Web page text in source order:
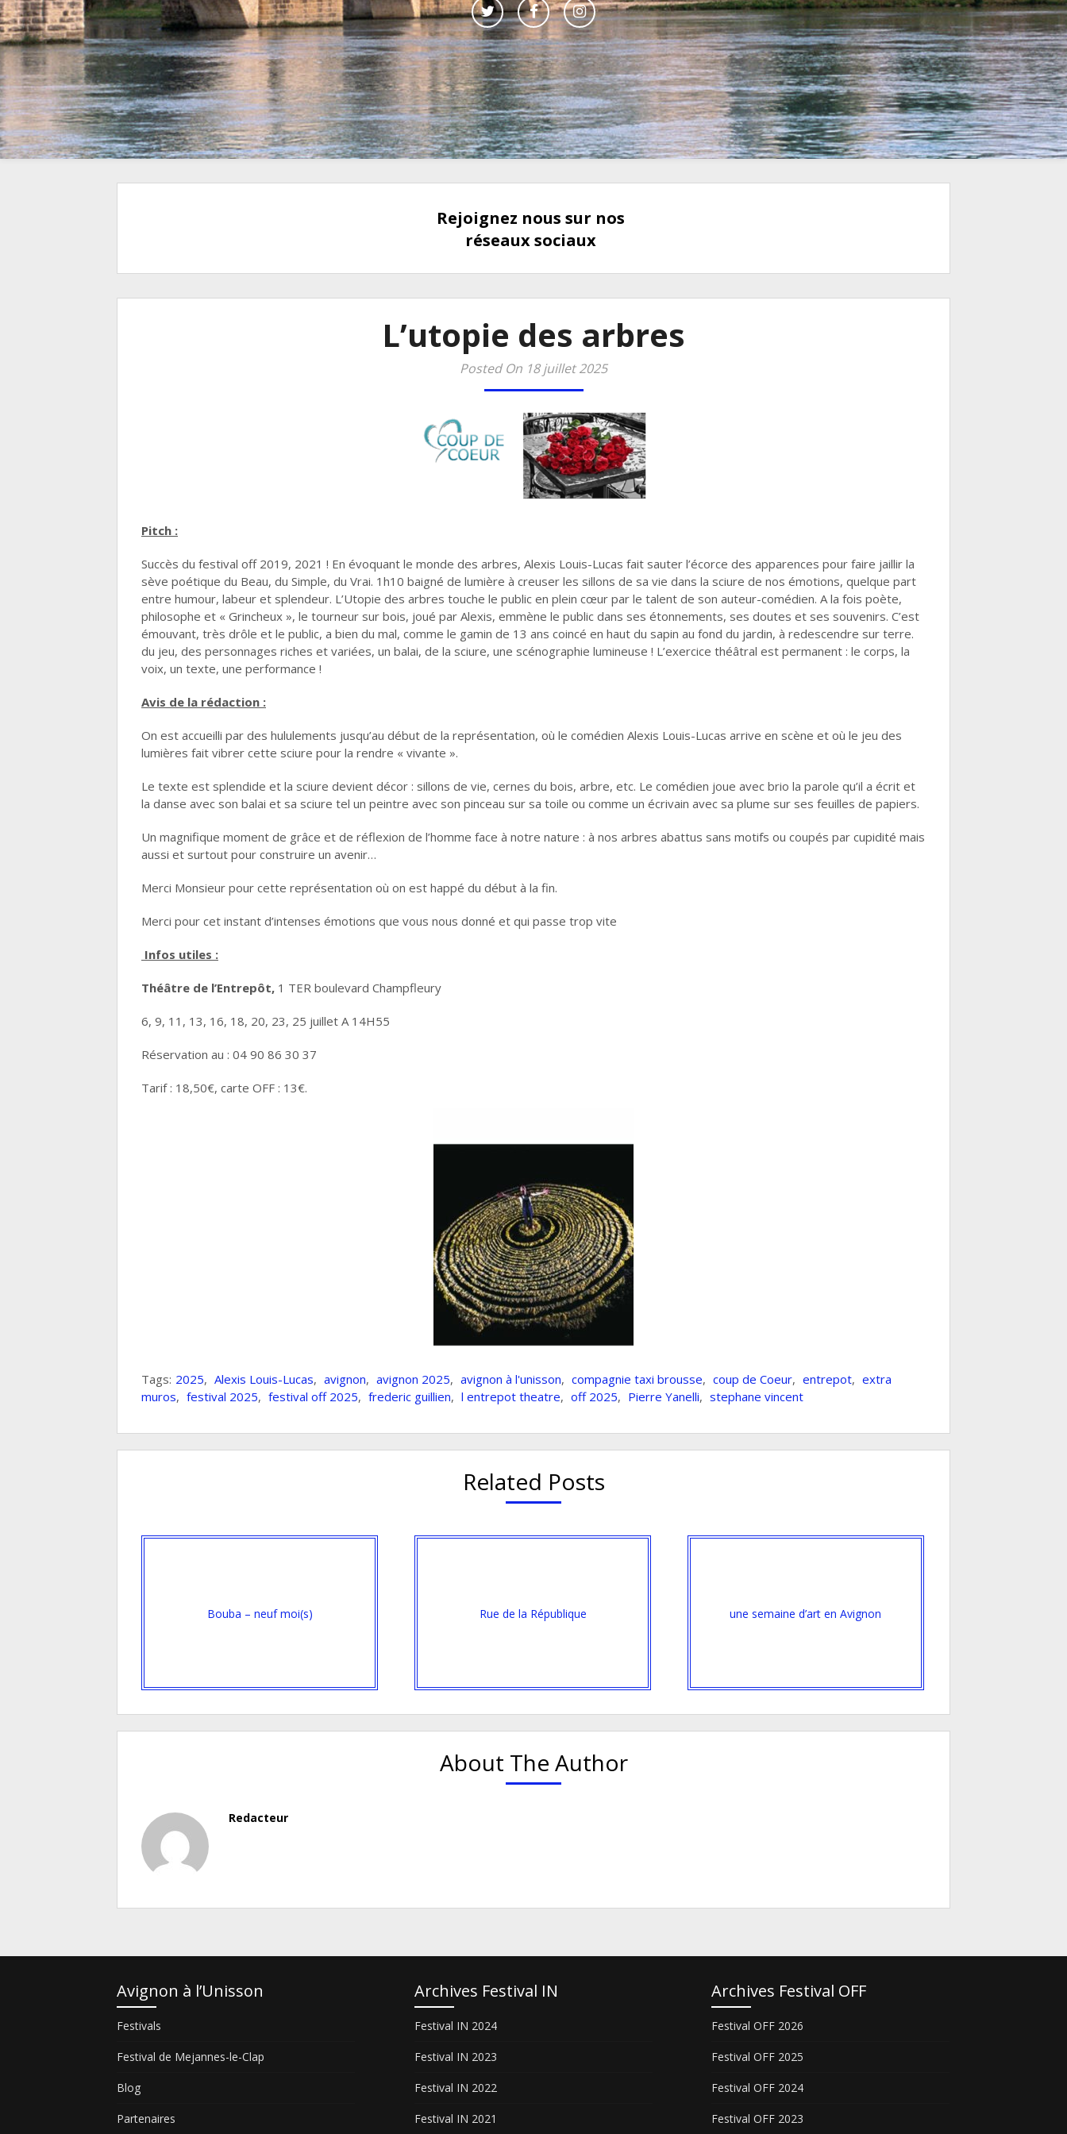
Rejoignez nous sur nos
réseaux sociaux
L’utopie des arbres
Posted On 18 juillet 2025
Pitch :
Succès du festival off 2019, 2021 ! En évoquant le monde des arbres, Alexis Louis-Lucas fait sauter l’écorce des apparences pour faire jaillir la
sève poétique du Beau, du Simple, du Vrai. 1h10 baigné de lumière à creuser les sillons de sa vie dans la sciure de nos émotions, quelque part
entre humour, labeur et splendeur. L’Utopie des arbres touche le public en plein cœur par le talent de son auteur-comédien. A la fois poète,
philosophe et « Grincheux », le tourneur sur bois, joué par Alexis, emmène le public dans ses étonnements, ses doutes et ses souvenirs. C’est
émouvant, très drôle et le public, a bien du mal, comme le gamin de 13 ans coincé en haut du sapin au fond du jardin, à redescendre sur terre.
du jeu, des personnages riches et variées, un balai, de la sciure, une scénographie lumineuse ! L’exercice théâtral est permanent : le corps, la
voix, un texte, une performance !
Avis de la rédaction :
On est accueilli par des hululements jusqu’au début de la représentation, où le comédien Alexis Louis-Lucas arrive en scène et où le jeu des
lumières fait vibrer cette sciure pour la rendre « vivante ».
Le texte est splendide et la sciure devient décor : sillons de vie, cernes du bois, arbre, etc. Le comédien joue avec brio la parole qu’il a écrit et
la danse avec son balai et sa sciure tel un peintre avec son pinceau sur sa toile ou comme un écrivain avec sa plume sur ses feuilles de papiers.
Un magnifique moment de grâce et de réflexion de l’homme face à notre nature : à nos arbres abattus sans motifs ou coupés par cupidité mais
aussi et surtout pour construire un avenir…
Merci Monsieur pour cette représentation où on est happé du début à la fin.
Merci pour cet instant d’intenses émotions que vous nous donné et qui passe trop vite
Infos utiles :
Théâtre de l’Entrepôt, 1 TER boulevard Champfleury
6, 9, 11, 13, 16, 18, 20, 23, 25 juillet A 14H55
Réservation au : 04 90 86 30 37
Tarif : 18,50€, carte OFF : 13€.
Tags: 2025, Alexis Louis-Lucas, avignon, avignon 2025, avignon à l'unisson, compagnie taxi brousse, coup de Coeur, entrepot, extra
muros, festival 2025, festival off 2025, frederic guillien, l entrepot theatre, off 2025, Pierre Yanelli, stephane vincent
Related Posts
Bouba – neuf moi(s) Rue de la République une semaine d’art en Avignon
About The Author
Redacteur
Avignon à l’Unisson
Festivals
Festival de Mejannes-le-Clap
Blog
Partenaires
Archives Festival IN
Festival IN 2024
Festival IN 2023
Festival IN 2022
Festival IN 2021
Archives Festival OFF
Festival OFF 2026
Festival OFF 2025
Festival OFF 2024
Festival OFF 2023